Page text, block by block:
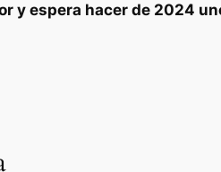
y espera hacer de 2024